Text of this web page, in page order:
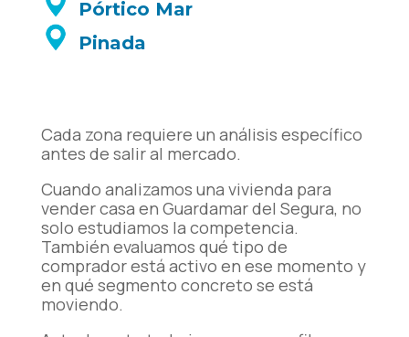
Pórtico Mar
Pinada
Cada zona requiere un análisis específico
antes de salir al mercado.
Cuando analizamos una vivienda para
vender casa en Guardamar del Segura, no
solo estudiamos la competencia.
También evaluamos qué tipo de
comprador está activo en ese momento y
en qué segmento concreto se está
moviendo.